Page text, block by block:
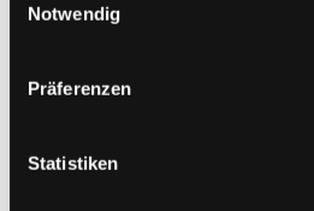
Notwendig
Präferenzen
Statistiken